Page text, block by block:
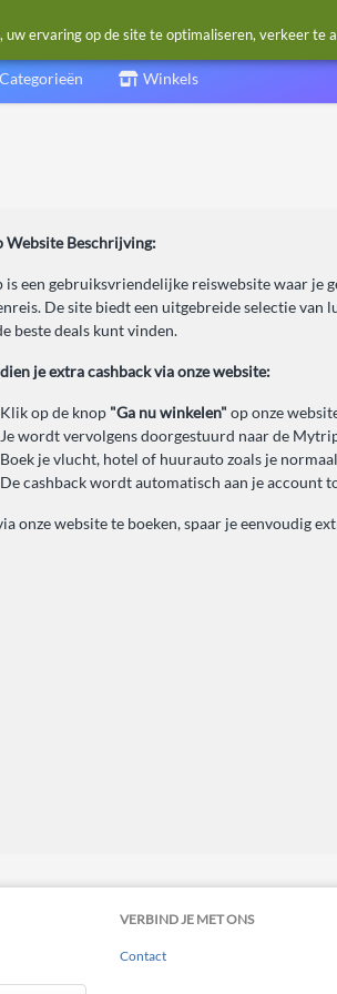
Categorieën Winkels
Website Beschrijving:
een gebruiksvriendelijke reiswebsite waar je
De site biedt een uitgebreide selectie
beste deals kunt vinden.
je extra cashback via onze website:
Klik op de knop "Ga nu winkelen" op onze
Je wordt vervolgens doorgestuurd naar de
Boek je vlucht, hotel of huurauto zoals je
De cashback wordt automatisch aan je account
onze website te boeken, spaar je eenvoudig
VERBIND JE MET ONS
Contact
ervaring op de site te optimaliseren, verkeer